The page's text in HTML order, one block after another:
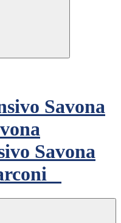
Savona